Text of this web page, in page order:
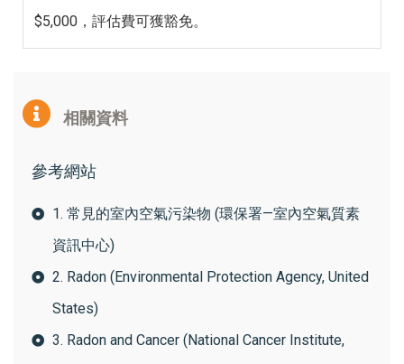
$5,000，評估費可獲豁免。
相關資料
參考網站
1. 常見的室內空氣污染物 (環保署—室內空氣質素
資訊中心)
2. Radon (Environmental Protection Agency, United
States)
3. Radon and Cancer (National Cancer Institute,